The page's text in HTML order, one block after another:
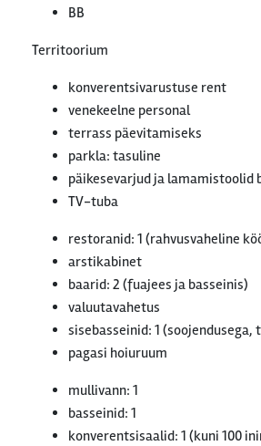
BB
Territoorium
konverentsivarustuse rent
venekeelne personal
terrass päevitamiseks
parkla: tasuline
päikesevarjud ja lamamistoolid
TV-tuba
restoranid: 1 (rahvusvaheline
arstikabinet
baarid: 2 (fuajees ja basseinis)
valuutavahetus
sisebasseinid: 1 (soojendusega,
pagasi hoiuruum
mullivann: 1
basseinid: 1
konverentsisaalid: 1 (kuni 100